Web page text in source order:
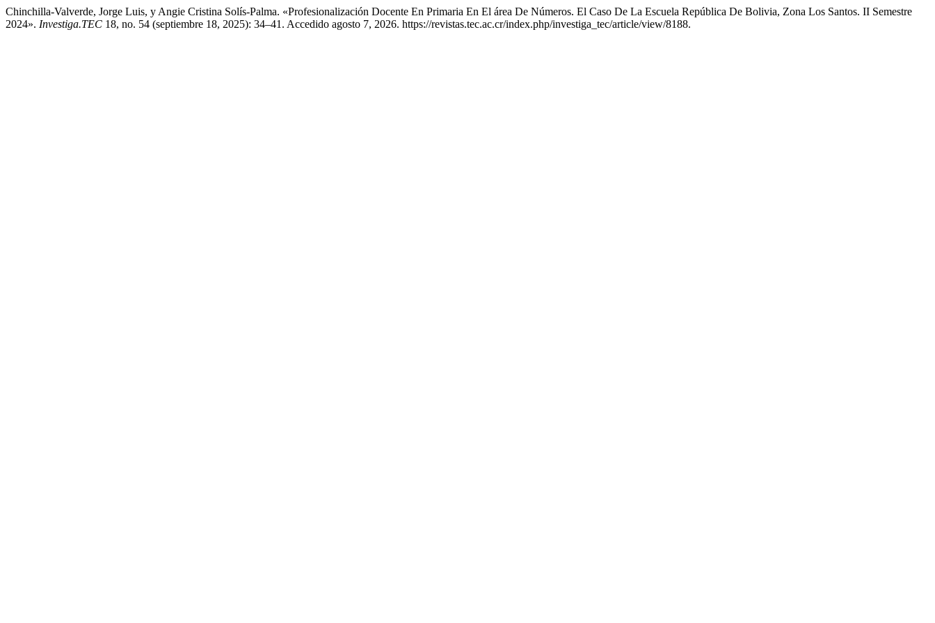
Chinchilla-Valverde, Jorge Luis, y Angie Cristina Solís-Palma. «Profesionalización Docente En Primaria En El área De Números. El Caso De La Escuela República De Bolivia, Zona Los Santos. II Semestre
2024». Investiga.TEC 18, no. 54 (septiembre 18, 2025): 34–41. Accedido agosto 7, 2026. https://revistas.tec.ac.cr/index.php/investiga_tec/article/view/8188.